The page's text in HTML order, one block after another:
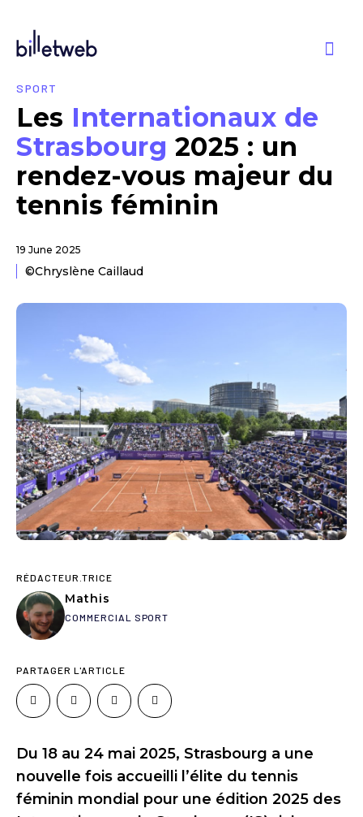
SPORT
Les Internationaux de
Strasbourg 2025 : un
rendez-vous majeur du
tennis féminin
19 June 2025
©Chryslène Caillaud
RÉDACTEUR.TRICE
Mathis
COMMERCIAL SPORT
PARTAGER L'ARTICLE
Du 18 au 24 mai 2025, Strasbourg a une
nouvelle fois accueilli l’élite du tennis
féminin mondial pour une édition 2025 des